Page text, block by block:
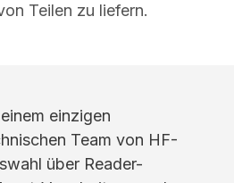
Teilen zu liefern.
einzigen
Team von HF-
über Reader-